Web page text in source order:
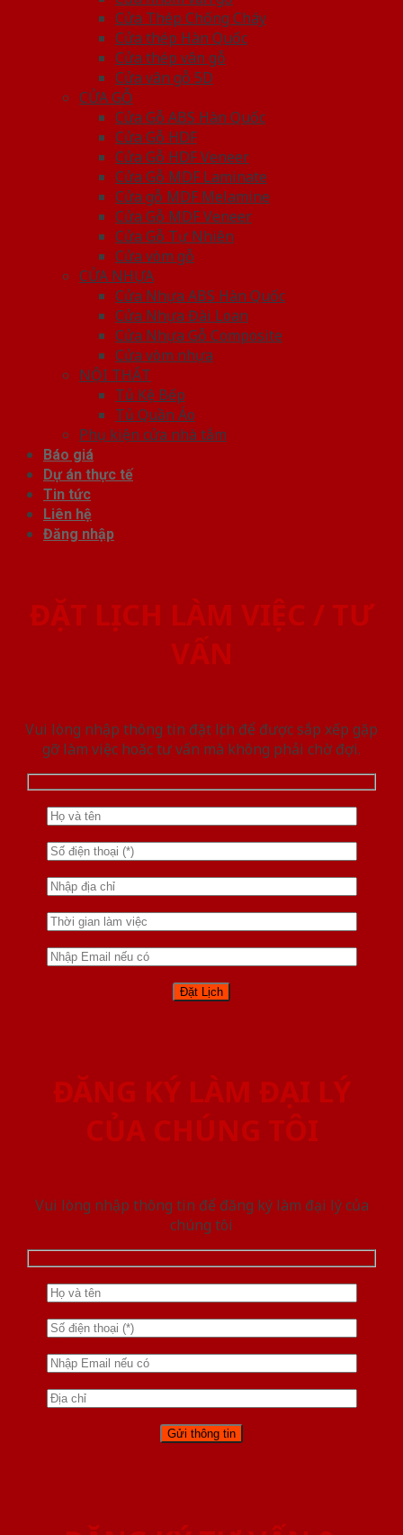
Cửa Thép Chống Cháy
Cửa thép Hàn Quốc
Cửa thép vân gỗ
Cửa vân gỗ 5D
CỬA GỖ
Cửa Gỗ ABS Hàn Quốc
Cửa Gỗ HDF
Cửa Gỗ HDF Veneer
Cửa Gỗ MDF Laminate
Cửa gỗ MDF Melamine
Cửa Gỗ MDF Veneer
Cửa Gỗ Tự Nhiên
Cửa vòm gỗ
CỬA NHỰA
Cửa Nhựa ABS Hàn Quốc
Cửa Nhựa Đài Loan
Cửa Nhựa Gỗ Composite
Cửa vòm nhựa
NỘI THẤT
Tủ Kệ Bếp
Tủ Quần Áo
Phụ kiện cửa nhà tắm
Báo giá
Dự án thực tế
Tin tức
Liên hệ
Đăng nhập
ĐẶT LỊCH LÀM VIỆC / TƯ
VẤN
Vui lòng nhập thông tin đặt lịch để được sắp xếp gặp
gỡ làm việc hoăc tư vấn mà không phải chờ đợi.
ĐĂNG KÝ LÀM ĐẠI LÝ
CỦA CHÚNG TÔI
Vui lòng nhập thông tin để đăng ký làm đại lý của
chúng tôi